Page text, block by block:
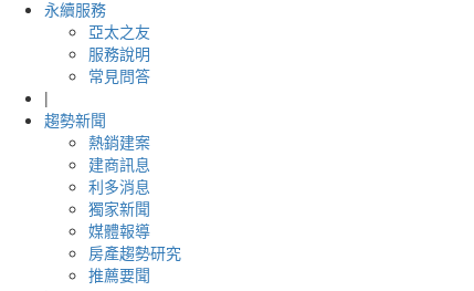
永續服務
亞太之友
服務說明
常見問答
|
趨勢新聞
熱銷建案
建商訊息
利多消息
獨家新聞
媒體報導
房產趨勢研究
推薦要聞